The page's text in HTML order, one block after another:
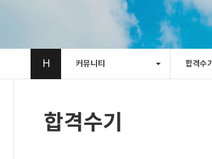
H 커뮤니티 합격수기
합격수기